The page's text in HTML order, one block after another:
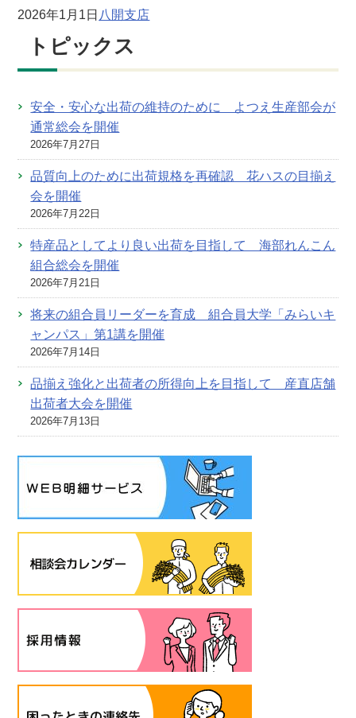
2026年1月1日 八開支店
トピックス
安全・安心な出荷の維持のために よつえ生産部会が
通常総会を開催
2026年7月27日
品質向上のために出荷規格を再確認 花ハスの目揃え
会を開催
2026年7月22日
特産品としてより良い出荷を目指して 海部れんこん
組合総会を開催
2026年7月21日
将来の組合員リーダーを育成 組合員大学「みらいキ
ャンパス」第1講を開催
2026年7月14日
品揃え強化と出荷者の所得向上を目指して 産直店舗
出荷者大会を開催
2026年7月13日